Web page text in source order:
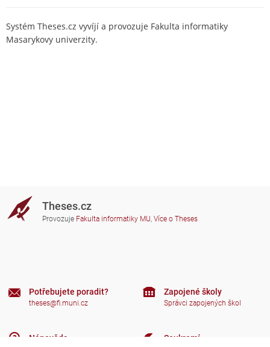
Systém Theses.cz vyvíjí a provozuje Fakulta informatiky
Masarykovy univerzity.
Theses.cz
Provozuje Fakulta informatiky MU, Více o Theses
Potřebujete poradit?
theses@fi.muni.cz
Nápověda
Zapojené školy
Správci zapojených škol
Soukromí